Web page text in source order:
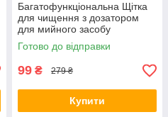
Багатофункціональна Щітка
для чищення з дозатором
для мийного засобу
Готово до відправки
99 ₴ 279 ₴
Купити